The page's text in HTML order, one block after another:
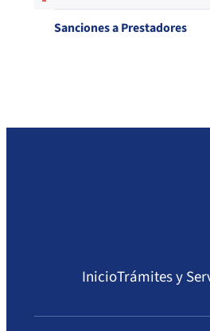
Sanciones a Prestadores
InicioTrámites y